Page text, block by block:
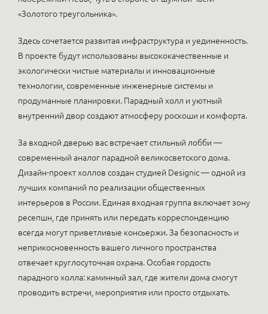
«Золотого треугольника».
Здесь сочетается развитая инфраструктура и уединенность.
В проекте будут использованы высококачественные и
экологически чистые материалы и инновационные
технологии, современные инженерные системы и
продуманные планировки. Парадный холл и уютный
внутренний двор создают атмосферу роскоши и комфорта.
За входной дверью вас встречает стильный лобби —
современный аналог парадной великосветского дома.
Дизайн-проект холлов создан студией Designic — одной из
лучших компаний по реализации общественных
интерьеров в России. Единая входная группа включает зону
ресепшн, где принять или передать корреспонденцию
всегда могут приветливые консьержи. За безопасность и
неприкосновенность вашего личного пространства
отвечает круглосуточная охрана. Особая гордость
парадного холла: каминный зал, где жители дома смогут
проводить встречи, мероприятия или просто отдыхать.